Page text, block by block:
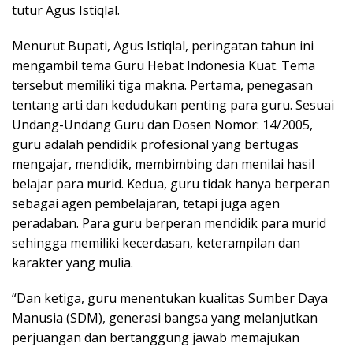
tutur Agus Istiqlal.
Menurut Bupati, Agus Istiqlal, peringatan tahun ini
mengambil tema Guru Hebat Indonesia Kuat. Tema
tersebut memiliki tiga makna. Pertama, penegasan
tentang arti dan kedudukan penting para guru. Sesuai
Undang-Undang Guru dan Dosen Nomor: 14/2005,
guru adalah pendidik profesional yang bertugas
mengajar, mendidik, membimbing dan menilai hasil
belajar para murid. Kedua, guru tidak hanya berperan
sebagai agen pembelajaran, tetapi juga agen
peradaban. Para guru berperan mendidik para murid
sehingga memiliki kecerdasan, keterampilan dan
karakter yang mulia.
“Dan ketiga, guru menentukan kualitas Sumber Daya
Manusia (SDM), generasi bangsa yang melanjutkan
perjuangan dan bertanggung jawab memajukan